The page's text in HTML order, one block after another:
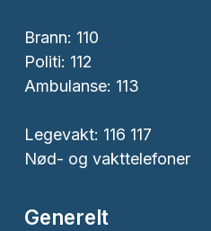
Brann: 110
Politi: 112
Ambulanse: 113
Legevakt: 116 117
Nød- og vakttelefoner
Generelt